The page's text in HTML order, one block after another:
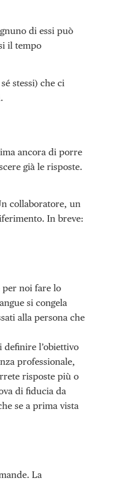
di essi può
il tempo
stessi) che ci
ancora di porre
già le risposte.
collaboratore, un
In breve:
per noi fare lo
si congela
alla persona che
definire l’obiettivo
professionale,
risposte più o
di fiducia da
se a prima vista
La